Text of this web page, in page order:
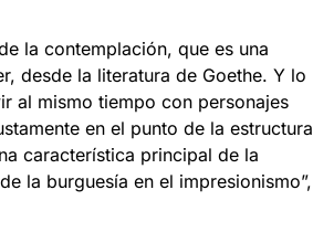
la contemplación, que es una
desde la literatura de Goethe. Y lo
al mismo tiempo con personajes
en el punto de la estructura
característica principal de la
la burguesía en el impresionismo”,